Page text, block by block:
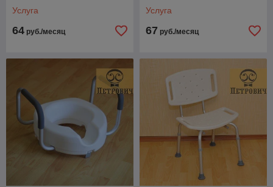
Услуга
64 руб./месяц
Услуга
67 руб./месяц